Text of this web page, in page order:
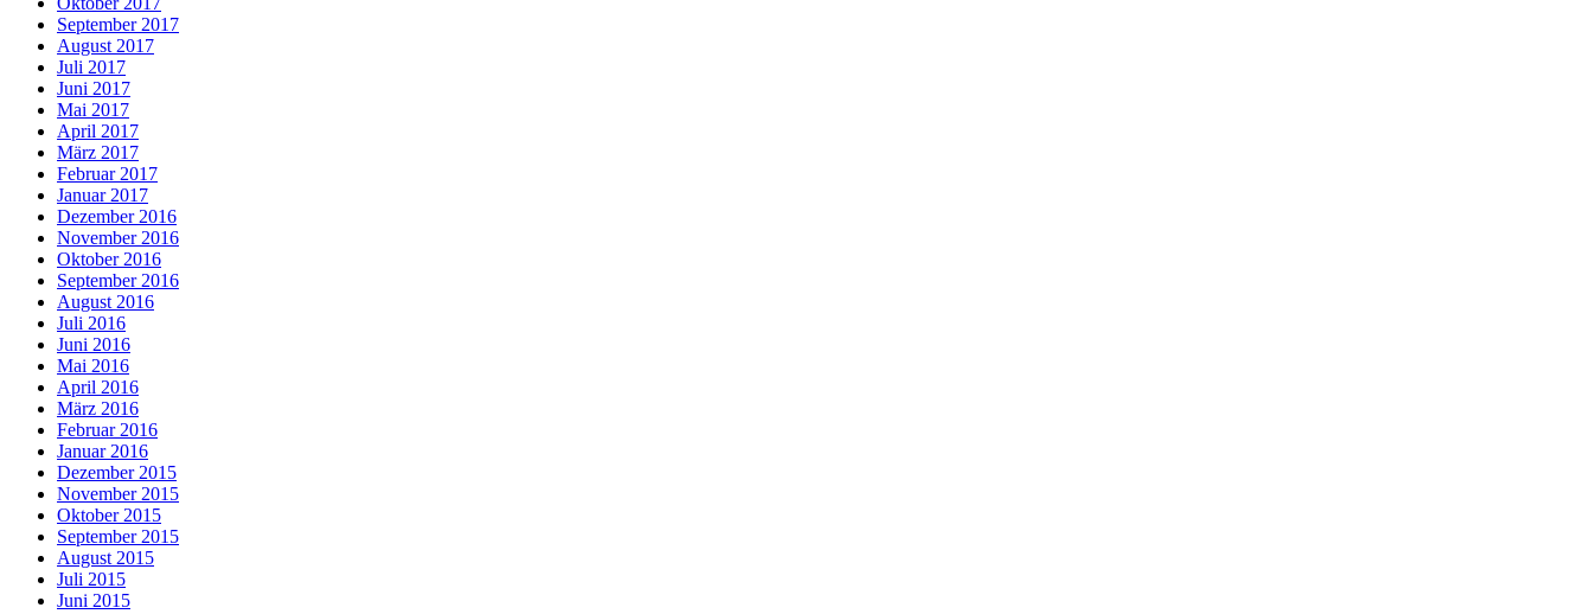
September 2017
August 2017
Juli 2017
Juni 2017
Mai 2017
April 2017
März 2017
Februar 2017
Januar 2017
Dezember 2016
November 2016
Oktober 2016
September 2016
August 2016
Juli 2016
Juni 2016
Mai 2016
April 2016
März 2016
Februar 2016
Januar 2016
Dezember 2015
November 2015
Oktober 2015
September 2015
August 2015
Juli 2015
Juni 2015